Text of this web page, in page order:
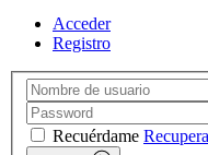
Acceder
Registro
Recuérdame